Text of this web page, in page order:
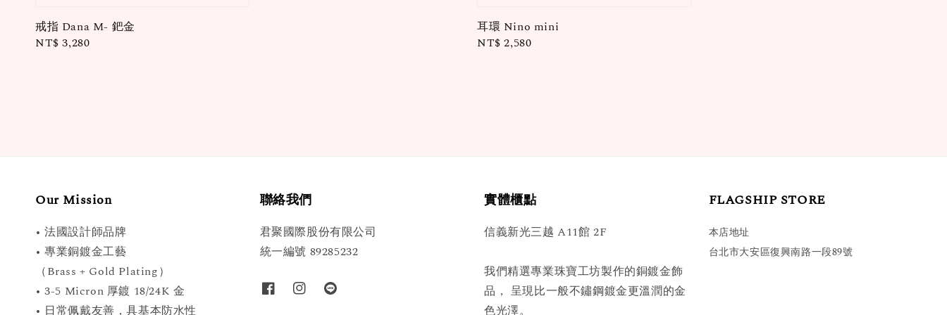
戒指 Dana M- 鈀金
Regular
NT$ 3,280
耳環 Nino mini
Regular
NT$ 2,580
Our Mission
• 法國設計師品牌
• 專業銅鍍金工藝
（Brass + Gold Plating）
• 3-5 Micron 厚鍍 18/24K 金
• 日常佩戴友善，具基本防水性
聯絡我們
君聚國際股份有限公司
統一編號 89285232
實體櫃點
信義新光三越 A11館 2F
我們精選專業珠寶工坊製作的銅鍍金飾
品， 呈現比一般不鏽鋼鍍金更溫潤的金
色光澤。
FLAGSHIP STORE
本店地址
台北市大安區復興南路一段89號